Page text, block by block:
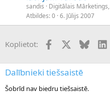
sandis
Digitālais
Atbildes 0 6. Jūlijs 2007
Koplietot: FacebookX (Twitter)
Dalībnieki tiešsaistē
Šobrīd nav biedru tiešsaistē.